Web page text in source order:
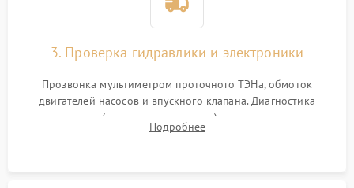
3. Проверка гидравлики и электроники
Прозвонка мультиметром проточного ТЭНа, обмоток
двигателей насосов и впускного клапана. Диагностика
прессостата (датчика уровня воды), датчика мутности,
концевика дверцы и электронного модуля управления.
Подробнее